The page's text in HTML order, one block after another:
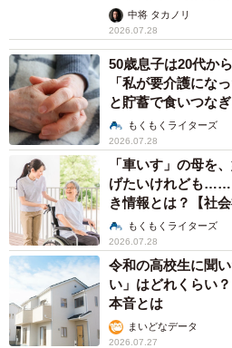
面ってありますよね
中将 タカノリ
2026.07.28
50歳息子は20代か
「私が要介護にな
と貯蓄で食いつな
福祉士が解説】
もくもくライターズ
2026.07.28
「車いす」の母を
げたいけれども
き情報とは？【社
もくもくライターズ
2026.07.28
令和の高校生に聞
い」はどれくらい
本音とは
まいどなデータ
2026.07.27